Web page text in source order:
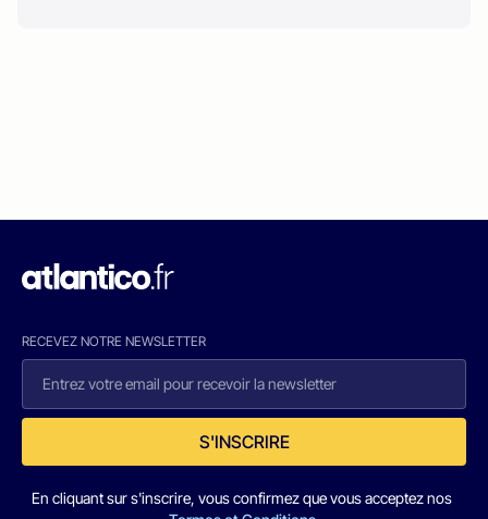
RECEVEZ NOTRE NEWSLETTER
S'INSCRIRE
En cliquant sur s'inscrire, vous confirmez que vous acceptez nos